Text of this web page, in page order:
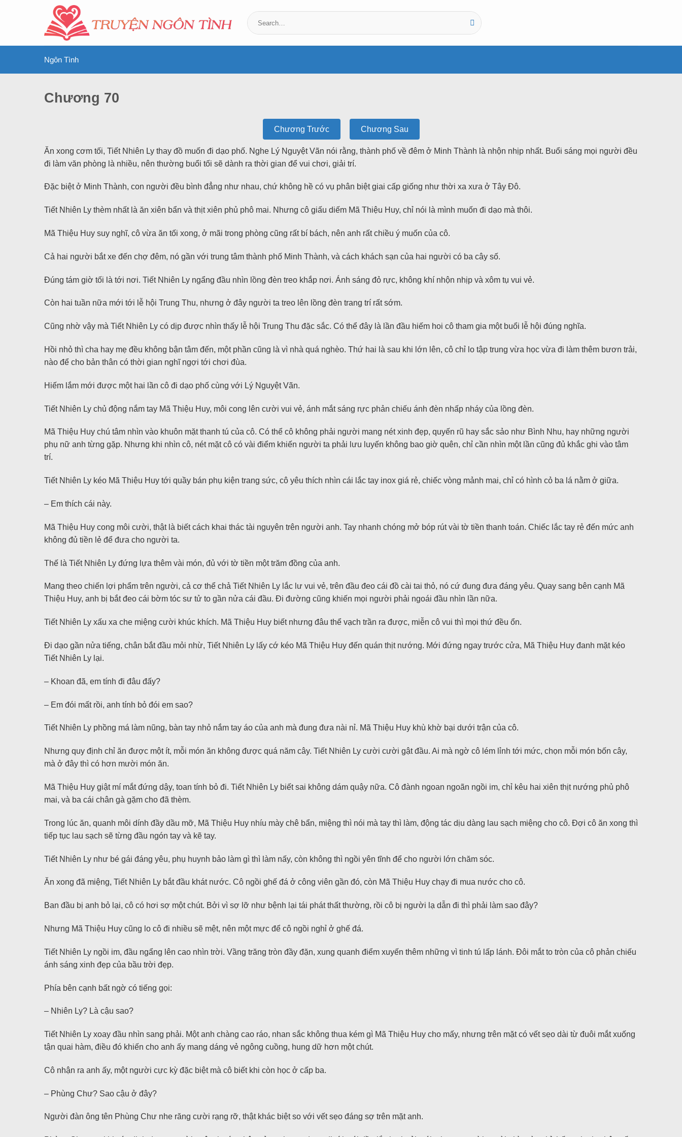
Ngôn Tình
Chương 70
Chương Trước Chương Sau
Ăn xong cơm tối, Tiết Nhiên Ly thay đồ muốn đi dạo phố. Nghe Lý Nguyệt Vãn nói rằng, thành phố về đêm ở Minh Thành là nhộn nhịp nhất. Buổi sáng mọi người đều
đi làm văn phòng là nhiều, nên thường buổi tối sẽ dành ra thời gian để vui chơi, giải trí.
Đặc biệt ở Minh Thành, con người đều bình đẳng như nhau, chứ không hề có vụ phân biệt giai cấp giống như thời xa xưa ở Tây Đô.
Tiết Nhiên Ly thèm nhất là ăn xiên bẩn và thịt xiên phủ phô mai. Nhưng cô giấu diếm Mã Thiệu Huy, chỉ nói là mình muốn đi dạo mà thôi.
Mã Thiệu Huy suy nghĩ, cô vừa ăn tối xong, ở mãi trong phòng cũng rất bí bách, nên anh rất chiều ý muốn của cô.
Cả hai người bắt xe đến chợ đêm, nó gần với trung tâm thành phố Minh Thành, và cách khách sạn của hai người có ba cây số.
Đúng tám giờ tối là tới nơi. Tiết Nhiên Ly ngẩng đầu nhìn lồng đèn treo khắp nơi. Ánh sáng đỏ rực, không khí nhộn nhịp và xôm tụ vui vẻ.
Còn hai tuần nữa mới tới lễ hội Trung Thu, nhưng ở đây người ta treo lên lồng đèn trang trí rất sớm.
Cũng nhờ vậy mà Tiết Nhiên Ly có dịp được nhìn thấy lễ hội Trung Thu đặc sắc. Có thể đây là lần đầu hiếm hoi cô tham gia một buổi lễ hội đúng nghĩa.
Hồi nhỏ thì cha hay mẹ đều không bận tâm đến, một phần cũng là vì nhà quá nghèo. Thứ hai là sau khi lớn lên, cô chỉ lo tập trung vừa học vừa đi làm thêm bươn trải,
nào để cho bản thân có thời gian nghĩ ngợi tới chơi đùa.
Hiếm lắm mới được một hai lần cô đi dạo phố cùng với Lý Nguyệt Vãn.
Tiết Nhiên Ly chủ động nắm tay Mã Thiệu Huy, môi cong lên cười vui vẻ, ánh mắt sáng rực phản chiếu ánh đèn nhấp nháy của lồng đèn.
Mã Thiệu Huy chú tâm nhìn vào khuôn mặt thanh tú của cô. Có thể cô không phải người mang nét xinh đẹp, quyến rũ hay sắc sảo như Bình Nhu, hay những người
phụ nữ anh từng gặp. Nhưng khi nhìn cô, nét mặt cô có vài điểm khiến người ta phải lưu luyến không bao giờ quên, chỉ cần nhìn một lần cũng đủ khắc ghi vào tâm
trí.
Tiết Nhiên Ly kéo Mã Thiệu Huy tới quầy bán phụ kiện trang sức, cô yêu thích nhìn cái lắc tay inox giá rẻ, chiếc vòng mảnh mai, chỉ có hình cỏ ba lá nằm ở giữa.
– Em thích cái này.
Mã Thiệu Huy cong môi cười, thật là biết cách khai thác tài nguyên trên người anh. Tay nhanh chóng mở bóp rút vài tờ tiền thanh toán. Chiếc lắc tay rẻ đến mức anh
không đủ tiền lẻ để đưa cho người ta.
Thế là Tiết Nhiên Ly đứng lựa thêm vài món, đủ với tờ tiền một trăm đồng của anh.
Mang theo chiến lợi phẩm trên người, cả cơ thể chả Tiết Nhiên Ly lắc lư vui vẻ, trên đầu đeo cái đồ cài tai thỏ, nó cứ đung đưa đáng yêu. Quay sang bên cạnh Mã
Thiệu Huy, anh bị bắt đeo cái bờm tóc sư tử to gần nửa cái đầu. Đi đường cũng khiến mọi người phải ngoái đầu nhìn lần nữa.
Tiết Nhiên Ly xấu xa che miệng cười khúc khích. Mã Thiệu Huy biết nhưng đâu thể vạch trần ra được, miễn cô vui thì mọi thứ đều ổn.
Đi dạo gần nửa tiếng, chân bắt đầu mỏi nhừ, Tiết Nhiên Ly lấy cớ kéo Mã Thiệu Huy đến quán thịt nướng. Mới đứng ngay trước cửa, Mã Thiệu Huy đanh mặt kéo
Tiết Nhiên Ly lại.
– Khoan đã, em tính đi đâu đấy?
– Em đói mất rồi, anh tính bỏ đói em sao?
Tiết Nhiên Ly phồng má làm nũng, bàn tay nhỏ nắm tay áo của anh mà đung đưa nài nỉ. Mã Thiệu Huy khù khờ bại dưới trận của cô.
Nhưng quy định chỉ ăn được một ít, mỗi món ăn không được quá năm cây. Tiết Nhiên Ly cười cười gật đầu. Ai mà ngờ cô lém lỉnh tới mức, chọn mỗi món bốn cây,
mà ở đây thì có hơn mười món ăn.
Mã Thiệu Huy giật mí mắt đứng dậy, toan tính bỏ đi. Tiết Nhiên Ly biết sai không dám quậy nữa. Cô đành ngoan ngoãn ngồi im, chỉ kêu hai xiên thịt nướng phủ phô
mai, và ba cái chân gà gặm cho đã thèm.
Trong lúc ăn, quanh môi dính đầy dầu mỡ, Mã Thiệu Huy nhíu mày chê bẩn, miệng thì nói mà tay thì làm, động tác dịu dàng lau sạch miệng cho cô. Đợi cô ăn xong thì
tiếp tục lau sạch sẽ từng đầu ngón tay và kẽ tay.
Tiết Nhiên Ly như bé gái đáng yêu, phụ huynh bảo làm gì thì làm nấy, còn không thì ngồi yên tĩnh để cho người lớn chăm sóc.
Ăn xong đã miệng, Tiết Nhiên Ly bắt đầu khát nước. Cô ngồi ghế đá ở công viên gần đó, còn Mã Thiệu Huy chạy đi mua nước cho cô.
Ban đầu bị anh bỏ lại, cô có hơi sợ một chút. Bởi vì sợ lỡ như bệnh lại tái phát thất thường, rồi cô bị người lạ dẫn đi thì phải làm sao đây?
Nhưng Mã Thiệu Huy cũng lo cô đi nhiều sẽ mệt, nên một mực để cô ngồi nghỉ ở ghế đá.
Tiết Nhiên Ly ngồi im, đầu ngẩng lên cao nhìn trời. Vầng trăng tròn đầy đặn, xung quanh điểm xuyến thêm những vì tinh tú lấp lánh. Đôi mắt to tròn của cô phản chiếu
ánh sáng xinh đẹp của bầu trời đẹp.
Phía bên cạnh bất ngờ có tiếng gọi:
– Nhiên Ly? Là cậu sao?
Tiết Nhiên Ly xoay đầu nhìn sang phải. Một anh chàng cao ráo, nhan sắc không thua kém gì Mã Thiệu Huy cho mấy, nhưng trên mặt có vết sẹo dài từ đuôi mắt xuống
tận quai hàm, điều đó khiến cho anh ấy mang dáng vẻ ngông cuồng, hung dữ hơn một chút.
Cô nhận ra anh ấy, một người cực kỳ đặc biệt mà cô biết khi còn học ở cấp ba.
– Phùng Chư? Sao cậu ở đây?
Người đàn ông tên Phùng Chư nhe răng cười rạng rỡ, thật khác biệt so với vết sẹo đáng sợ trên mặt anh.